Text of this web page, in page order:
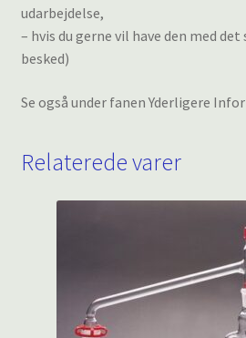
udarbejdelse,
– hvis du gerne vil have den med det
besked)
Se også under fanen Yderligere
Relaterede varer